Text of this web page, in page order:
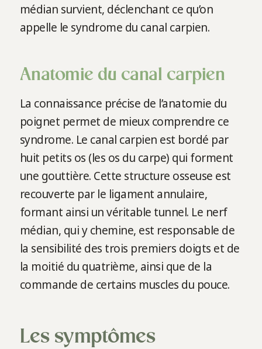
médian survient, déclenchant ce qu’on
appelle le syndrome du canal carpien.
Anatomie du canal carpien
La connaissance précise de l’anatomie du
poignet permet de mieux comprendre ce
syndrome. Le canal carpien est bordé par
huit petits os (les os du carpe) qui forment
une gouttière. Cette structure osseuse est
recouverte par le ligament annulaire,
formant ainsi un véritable tunnel. Le nerf
médian, qui y chemine, est responsable de
la sensibilité des trois premiers doigts et de
la moitié du quatrième, ainsi que de la
commande de certains muscles du pouce.
Les symptômes